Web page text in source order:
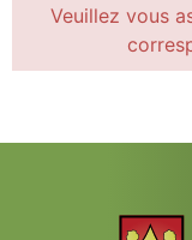
Veuillez vous